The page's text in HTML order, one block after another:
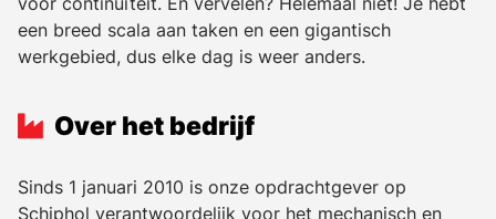
een breed scala aan taken en een gigantisch
werkgebied, dus elke dag is weer anders.
Over het bedrijf
Sinds 1 januari 2010 is onze opdrachtgever op
Schiphol verantwoordelijk voor het mechanisch en